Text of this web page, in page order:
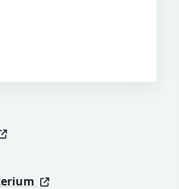
(öffnet in neuem Fenster)
(öffnet in neuem Fenster)
in neuem Fenster)
in neuem Fenster)
(öffnet in neuem
(öffnet in neuem